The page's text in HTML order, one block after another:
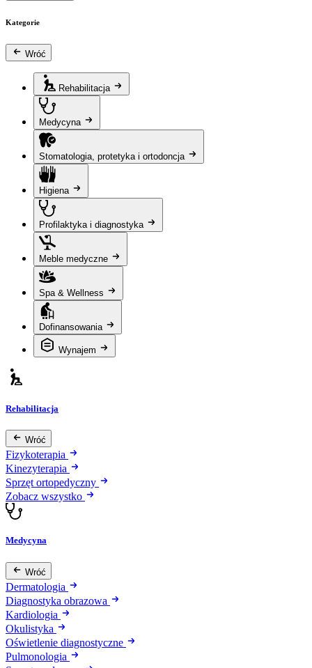
Kategorie
Wróć
Rehabilitacja
Medycyna
Stomatologia, protetyka i ortodoncja
Higiena
Profilaktyka i diagnostyka
Meble medyczne
Spa & Wellness
Dofinansowania
Wynajem
Rehabilitacja
Wróć
Fizykoterapia
Kinezyterapia
Sprzęt ortopedyczny
Zobacz wszystko
Medycyna
Wróć
Dermatologia
Diagnostyka obrazowa
Kardiologia
Okulistyka
Oświetlenie diagnostyczne
Pulmonologia